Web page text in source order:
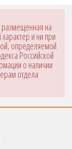
на
и ни при
определяемой
Российской
о наличии
отдела